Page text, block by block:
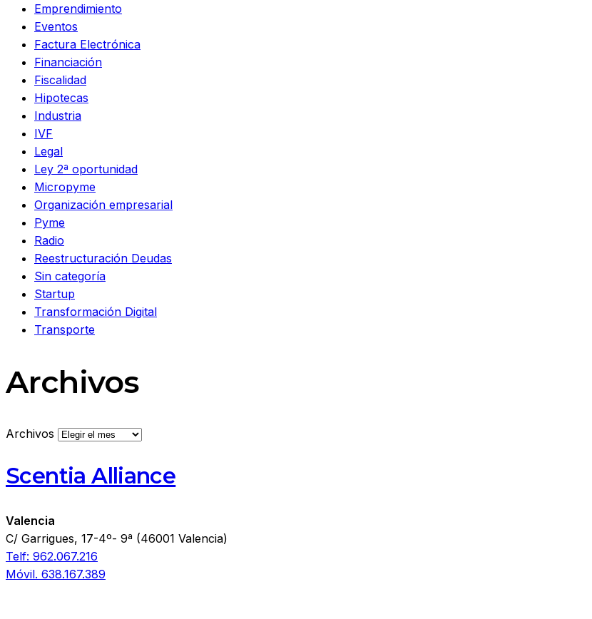
Emprendimiento
Eventos
Factura Electrónica
Financiación
Fiscalidad
Hipotecas
Industria
IVF
Legal
Ley 2ª oportunidad
Micropyme
Organización empresarial
Pyme
Radio
Reestructuración Deudas
Sin categoría
Startup
Transformación Digital
Transporte
Archivos
Archivos
Scentia Alliance
Valencia
C/ Garrigues, 17-4º- 9ª (46001 Valencia)
Telf: 962.067.216
Móvil. 638.167.389